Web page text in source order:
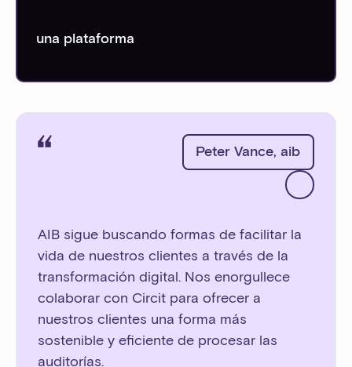
una plataforma
Peter Vance, aib
AIB sigue buscando formas de facilitar la
vida de nuestros clientes a través de la
transformación digital. Nos enorgullece
colaborar con Circit para ofrecer a
nuestros clientes una forma más
sostenible y eficiente de procesar las
auditorías.